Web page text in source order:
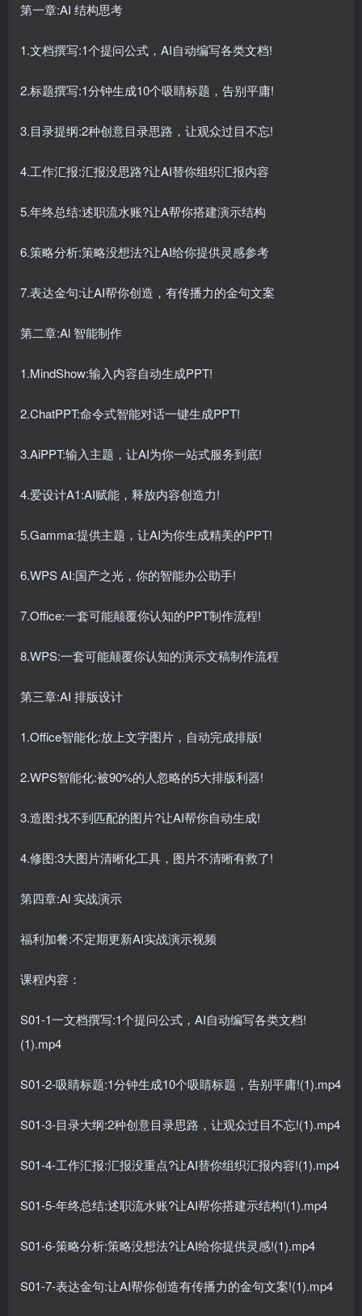
第一章:AI 结构思考
1.文档撰写:1个提问公式，AI自动编写各类文档!
2.标题撰写:1分钟生成10个吸睛标题，告别平庸!
3.目录提纲:2种创意目录思路，让观众过目不忘!
4.工作汇报:汇报没思路?让AI替你组织汇报内容
5.年终总结:述职流水账?让A帮你搭建演示结构
6.策略分析:策略没想法?让AI给你提供灵感参考
7.表达金句:让AI帮你创造，有传播力的金句文案
第二章:Al 智能制作
1.MindShow:输入内容自动生成PPT!
2.ChatPPT:命令式智能对话一键生成PPT!
3.AiPPT:输入主题，让AI为你一站式服务到底!
4.爱设计A1:AI赋能，释放内容创造力!
5.Gamma:提供主题，让AI为你生成精美的PPT!
6.WPS AI:国产之光，你的智能办公助手!
7.Office:一套可能颠覆你认知的PPT制作流程!
8.WPS:一套可能颠覆你认知的演示文稿制作流程
第三章:AI 排版设计
1.Office智能化:放上文字图片，自动完成排版!
2.WPS智能化:被90%的人忽略的5大排版利器!
3.造图:找不到匹配的图片?让AI帮你自动生成!
4.修图:3大图片清晰化工具，图片不清晰有救了!
第四章:Al 实战演示
福利加餐:不定期更新AI实战演示视频
课程内容：
S01-1一文档撰写:1个提问公式，AI自动编写各类文档!
(1).mp4
S01-2-吸睛标题:1分钟生成10个吸睛标题，告别平庸!(1).mp4
S01-3-目录大纲:2种创意目录思路，让观众过目不忘!(1).mp4
S01-4-工作汇报:汇报没重点?让AI替你组织汇报内容!(1).mp4
S01-5-年终总结:述职流水账?让AI帮你搭建示结构!(1).mp4
S01-6-策略分析:策略没想法?让AI给你提供灵感!(1).mp4
S01-7-表达金句:让AI帮你创造有传播力的金句文案!(1).mp4